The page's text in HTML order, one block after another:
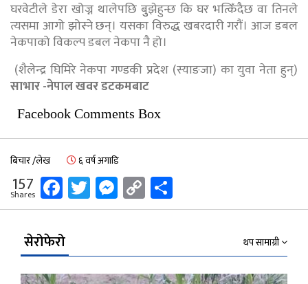
घरवेटीले डेरा खोज्न थालेपछि बुुझेहुन्छ कि घर भत्किँदैछ वा तिनले
त्यसमा आगो झोस्ने छन्। यसका विरुद्ध खबरदारी गरौं। आज डबल
नेकपाको विकल्प डबल नेकपा नै हो।
(शैलेन्द्र घिमिरे नेकपा गण्डकी प्रदेश (स्याङजा) का युवा नेता हुन्)
साभार -नेपाल खवर डटकमबाट
Facebook Comments Box
बिचार /लेख ६ वर्ष अगाडि
157
Shares Facebook
Twitter
Messenger
Copy
Link
सेरोफेरो थप सामाग्री